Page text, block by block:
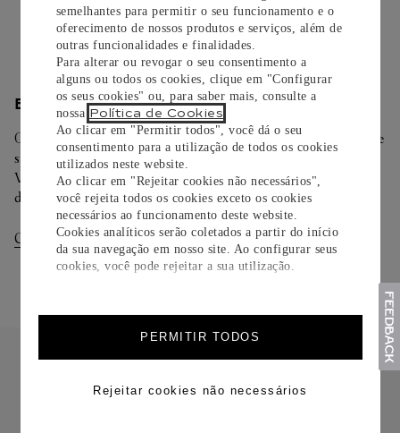
semelhantes para permitir o seu funcionamento e o
oferecimento de nossos produtos e serviços, além de
outras funcionalidades e finalidades.
Para alterar ou revogar o seu consentimento a
alguns ou todos os cookies, clique em "Configurar
os seus cookies" ou, para saber mais, consulte a
nossa Política de Cookies
Ao clicar em "Permitir todos", você dá o seu
consentimento para a utilização de todos os cookies
utilizados neste website.
Ao clicar em "Rejeitar cookies não necessários",
você rejeita todos os cookies exceto os cookies
necessários ao funcionamento deste website.
Cookies analíticos serão coletados a partir do início
da sua navegação em nosso site. Ao configurar seus
cookies, você pode rejeitar a sua utilização.
PERMITIR TODOS
Rejeitar cookies não necessários
Saiba mais
ENTREGA/DEVOLUÇÃO
Oferecemos diferentes opções de entrega. Selecione o envio de
sua preferência na finalização de seu pedido.
Você pode trocar ou devolver sua criação Cartier em até 30
dias.
Consultar Entregas Consultar Devoluções